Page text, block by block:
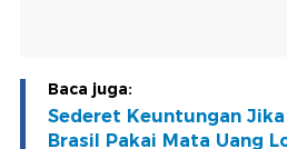
Baca juga:
Sederet Keuntungan
Brasil Pakai Mata Uang